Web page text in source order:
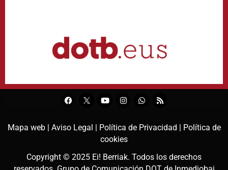
Mapa web | Aviso Legal | Política de Privacidad |
Política de
cookies
Copyright © 2025 Ei! Berriak. Todos los derechos